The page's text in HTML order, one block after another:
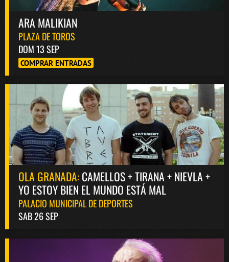
ARA MALIKIAN
PLAZA DE TOROS
DOM 13 SEP
COMPRAR ENTRADAS
OLA GRANADA:CAMELLOS + TIRANA + NIEVLA +
YO ESTOY BIEN EL MUNDO ESTÁ MAL
PALACIO MUNICIPAL DE DEPORTES
SAB 26 SEP